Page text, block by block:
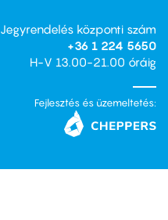
Jegyrendelés központi szám
+36 1 224 5650
H-V 13.00-21.00 óráig
Fejlesztés és üzemeltetés: